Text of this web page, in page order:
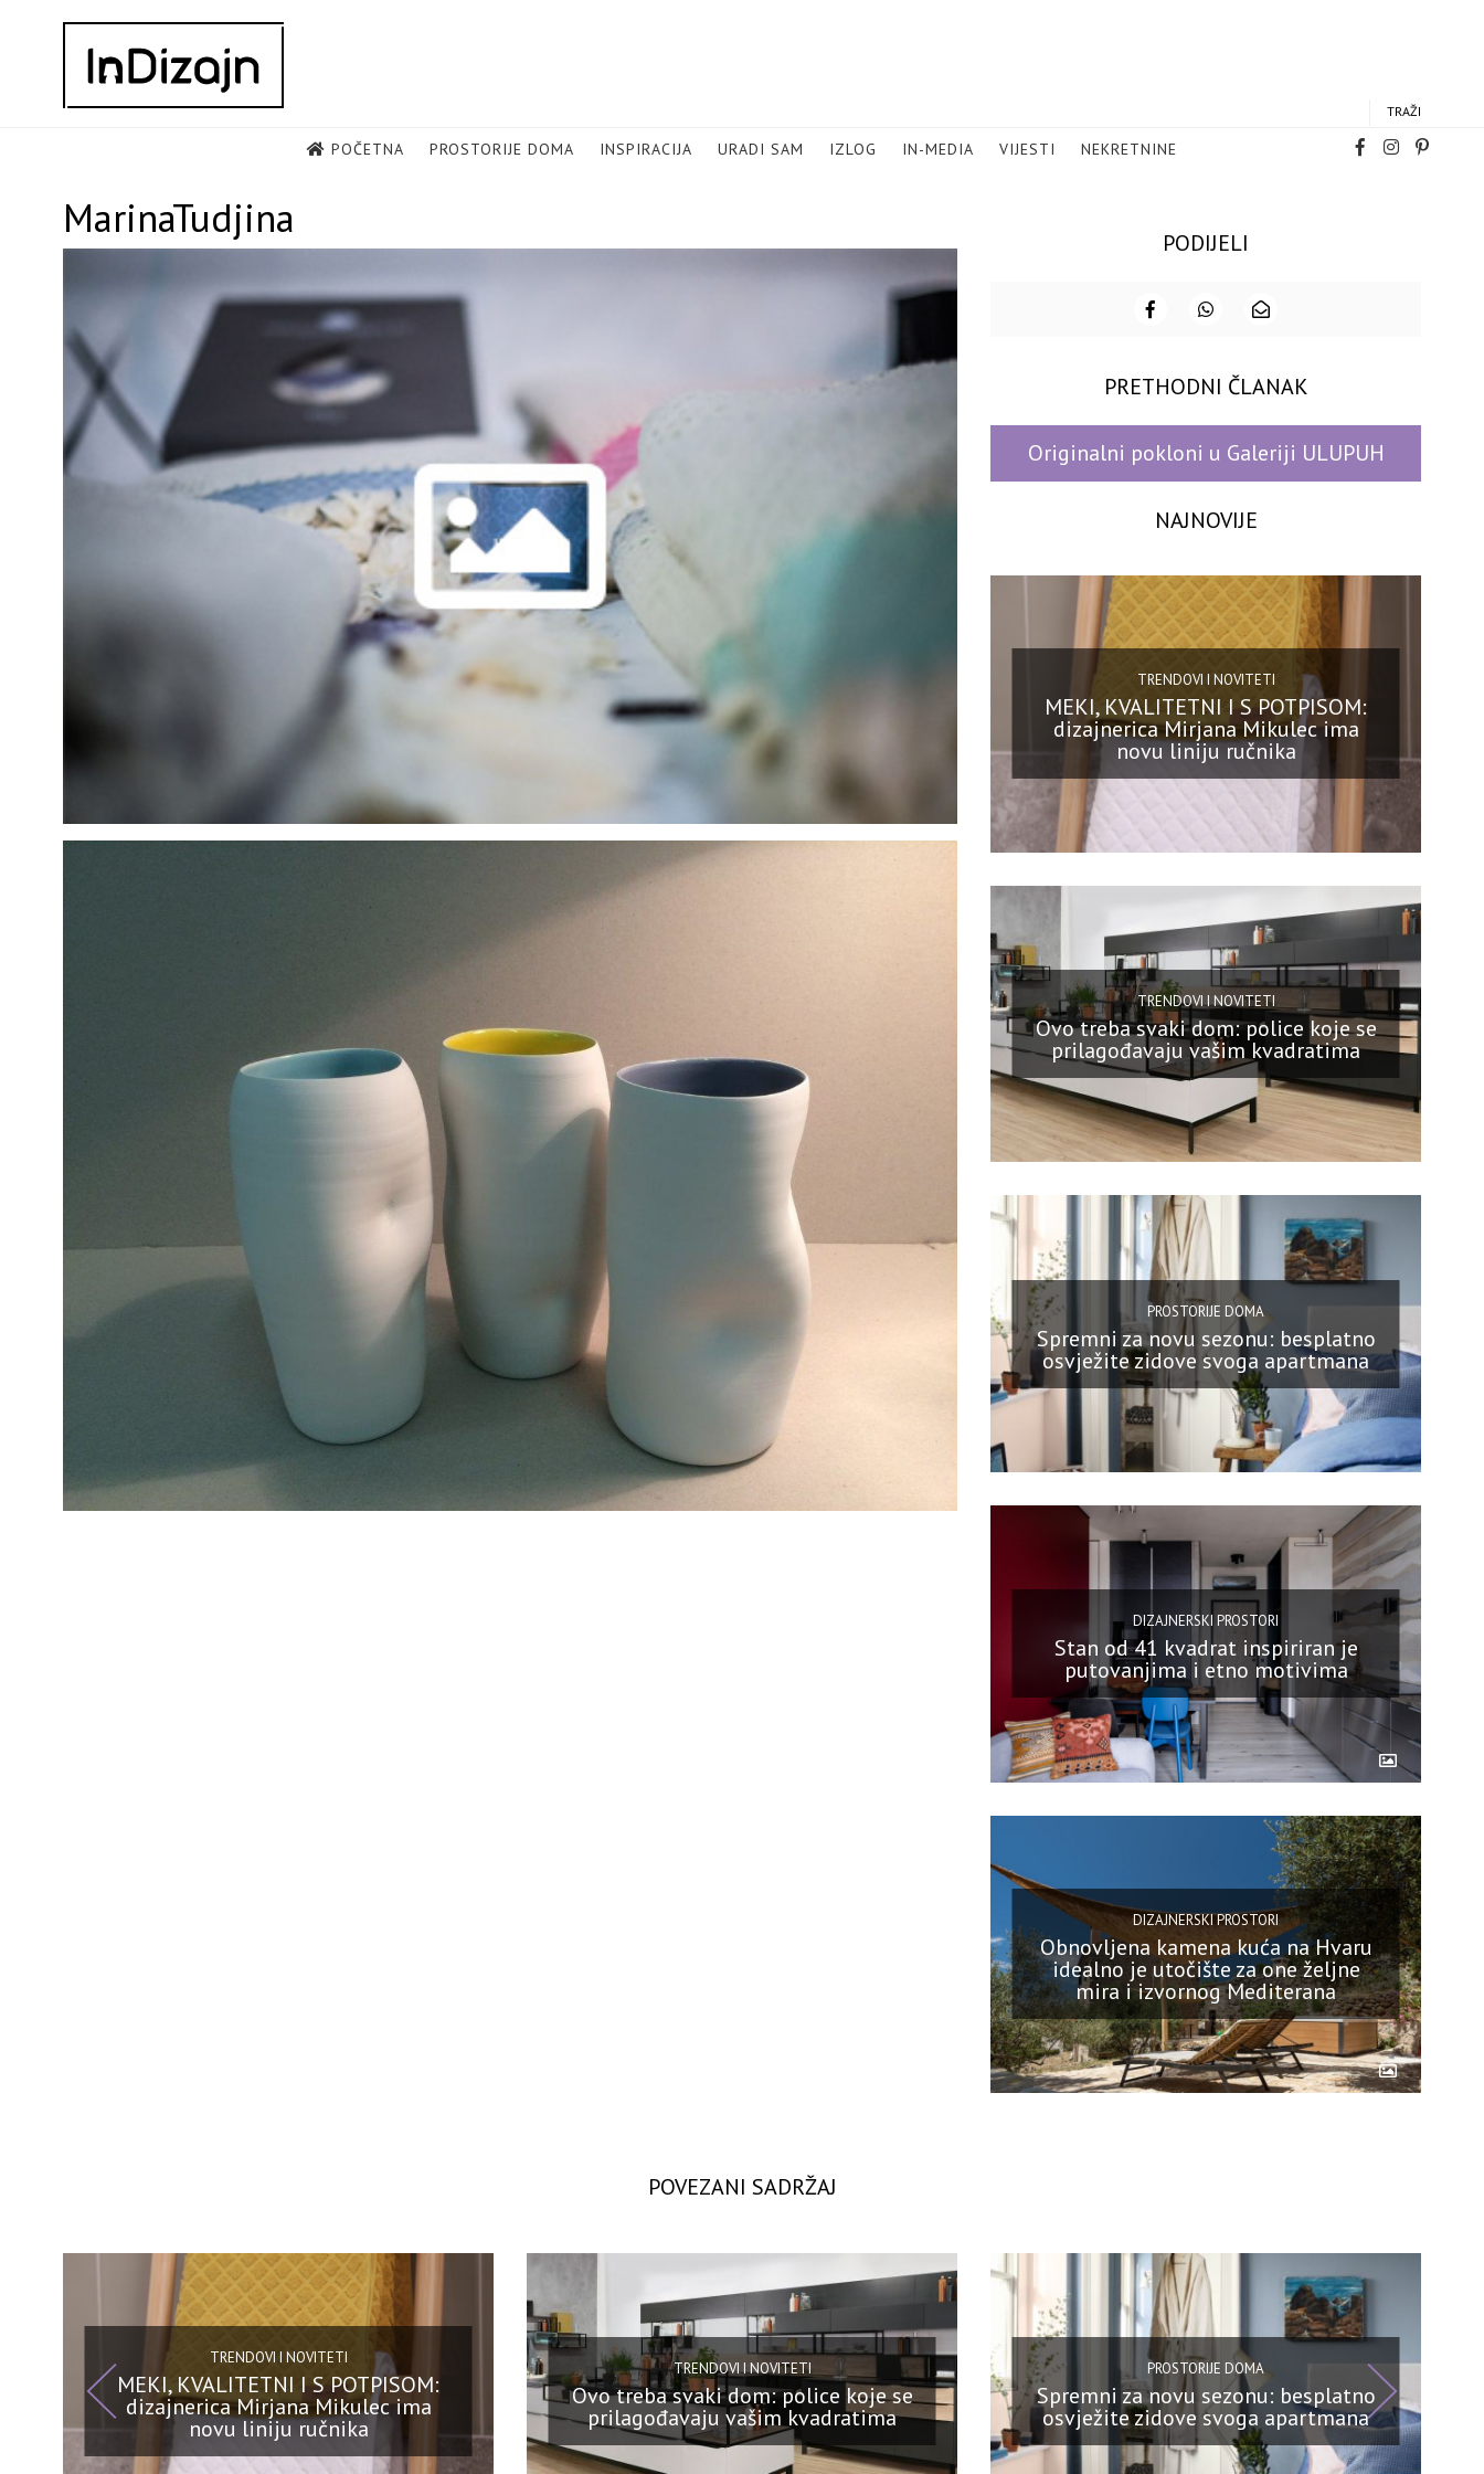
TRAŽI
POČETNA PROSTORIJE DOMA INSPIRACIJA URADI SAM IZLOG IN-MEDIA VIJESTI NEKRETNINE
MarinaTudjina PODIJELI
PRETHODNI ČLANAK
Originalni pokloni u Galeriji ULUPUH
NAJNOVIJE
TRENDOVI I NOVITETI
MEKI, KVALITETNI I S POTPISOM:
dizajnerica Mirjana Mikulec ima
novu liniju ručnika
TRENDOVI I NOVITETI
Ovo treba svaki dom: police koje se
prilagođavaju vašim kvadratima
PROSTORIJE DOMA
Spremni za novu sezonu: besplatno
osvježite zidove svoga apartmana
DIZAJNERSKI PROSTORI
Stan od 41 kvadrat inspiriran je
putovanjima i etno motivima
DIZAJNERSKI PROSTORI
Obnovljena kamena kuća na Hvaru
idealno je utočište za one željne
mira i izvornog Mediterana
POVEZANI SADRŽAJ
TRENDOVI I NOVITETI
MEKI, KVALITETNI I S POTPISOM:
dizajnerica Mirjana Mikulec ima
novu liniju ručnika
TRENDOVI I NOVITETI
Ovo treba svaki dom: police koje se
prilagođavaju vašim kvadratima
PROSTORIJE DOMA
Spremni za novu sezonu: besplatno
osvježite zidove svoga apartmana